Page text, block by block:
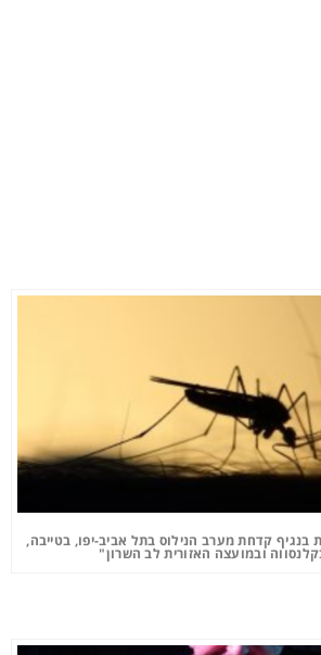
בנגיף קדחת מערב הנילוס בתל אביב-יפו, בטייבה,
ובמועצה האזורית לב השרון"